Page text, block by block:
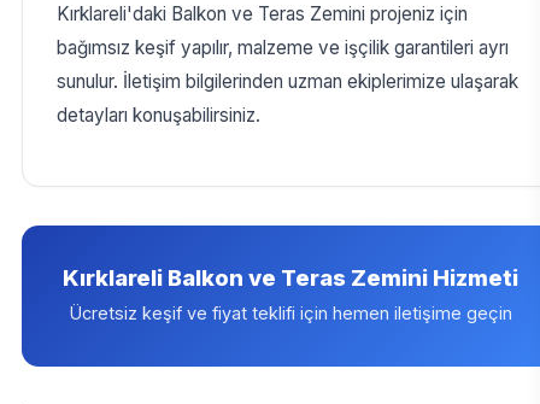
Kırklareli'daki Balkon ve Teras Zemini projeniz için
bağımsız keşif yapılır, malzeme ve işçilik garantileri ayrı
sunulur. İletişim bilgilerinden uzman ekiplerimize ulaşarak
detayları konuşabilirsiniz.
Kırklareli Balkon ve Teras Zemini Hizmeti
Ücretsiz keşif ve fiyat teklifi için hemen iletişime geçin